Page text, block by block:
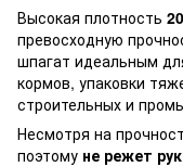
Высокая плотность
превосходную
шпагат идеальным
кормов, упаковки
строительных и
Несмотря на
поэтому не режет